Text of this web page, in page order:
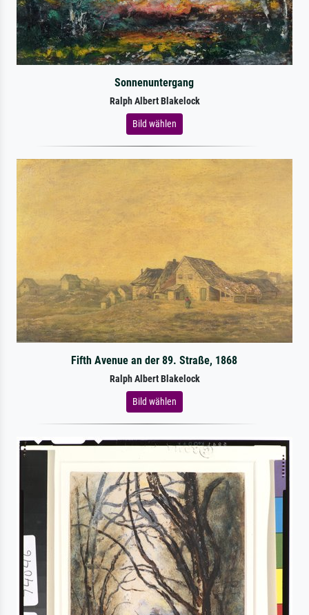
Sonnenuntergang
Ralph Albert Blakelock
Bild wählen
Fifth Avenue an der 89. Straße, 1868
Ralph Albert Blakelock
Bild wählen